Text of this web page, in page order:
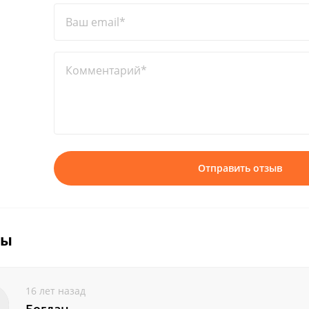
Ваш email*
Комментарий*
Отправить отзыв
16 лет назад